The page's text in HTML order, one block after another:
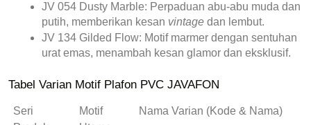
JV 054 Dusty Marble: Perpaduan abu-abu muda dan
putih, memberikan kesan vintage dan lembut.
JV 134 Gilded Flow: Motif marmer dengan sentuhan
urat emas, menambah kesan glamor dan eksklusif.
Tabel Varian Motif Plafon PVC JAVAFON
Seri
Motif
Nama Varian (Kode & Nama)